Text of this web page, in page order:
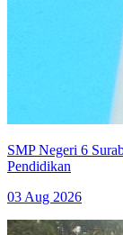
SMP Negeri 6
Pendidikan
03 Aug 2026